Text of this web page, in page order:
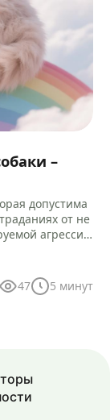
–
допустима
от не
агрессии
47 5 минут